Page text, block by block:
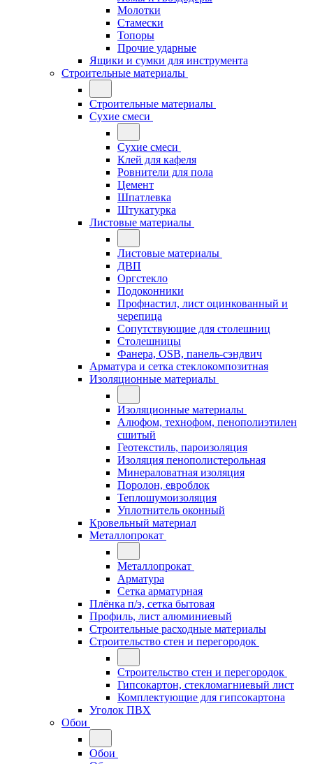
Молотки
Стамески
Топоры
Прочие ударные
Ящики и сумки для инструмента
Строительные материалы
Строительные материалы
Сухие смеси
Сухие смеси
Клей для кафеля
Ровнители для пола
Цемент
Шпатлевка
Штукатурка
Листовые материалы
Листовые материалы
ДВП
Оргстекло
Подоконники
Профнастил, лист оцинкованный и
черепица
Сопутствующие для столешниц
Столешницы
Фанера, OSB, панель-сэндвич
Арматура и сетка стеклокомпозитная
Изоляционные материалы
Изоляционные материалы
Алюфом, технофом, пенополиэтилен
сшитый
Геотекстиль, пароизоляция
Изоляция пенополистерольная
Минераловатная изоляция
Поролон, евроблок
Теплошумоизоляция
Уплотнитель оконный
Кровельный материал
Металлопрокат
Металлопрокат
Арматура
Сетка арматурная
Плёнка п/э, сетка бытовая
Профиль, лист алюминиевый
Строительные расходные материалы
Строительство стен и перегородок
Строительство стен и перегородок
Гипсокартон, стекломагниевый лист
Комплектующие для гипсокартона
Уголок ПВХ
Обои
Обои